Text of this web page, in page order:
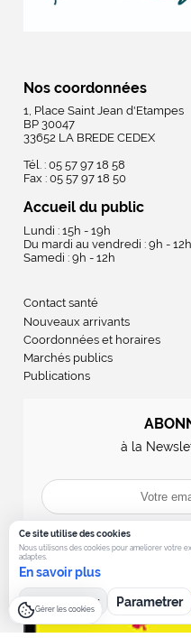
Nos coordonnées
1, Place Saint Jean d'Etampes
BP 30047
33652 LA BREDE CEDEX
Tél. : 05 57 97 18 58
Fax : 05 57 97 18 50
Accueil du public
Lundi : 15h - 19h
Du mardi au vendredi : 9h -
Samedi : 9h - 12h
Contact santé
Nouveaux arrivants
Coordonnées et horaires
Marchés publics
Publications
à la
Ce site utilise des cookies
Nous utilisons des cookies pour ameliorer votre
adaptes.
En savoir plus
Tout refuser Parametrer
Gérer les cookies